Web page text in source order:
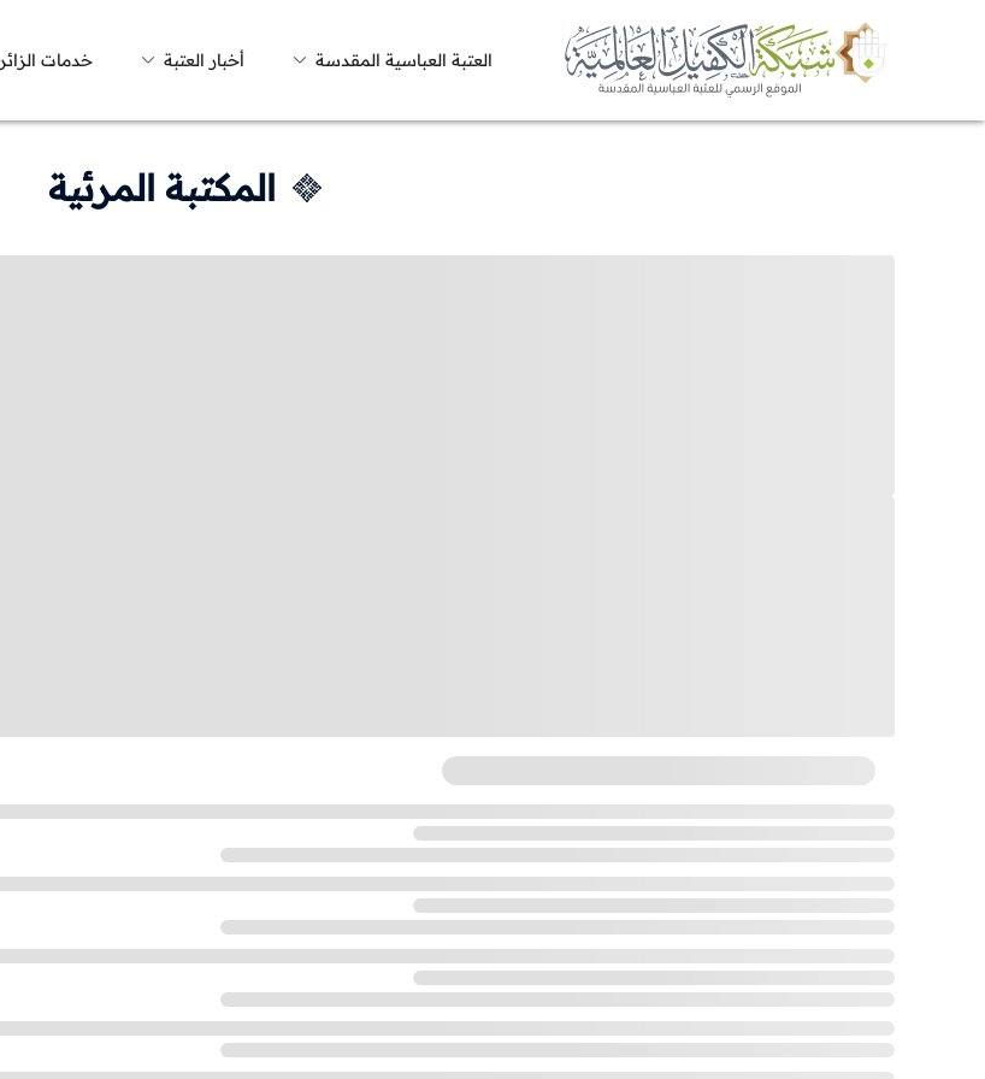
العتبة العباسية المقدسة أخبار العتبة خدمات الزائر
المكتبة المرئية